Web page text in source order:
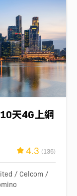
天4G上網
4.3 (136)
/ Celcom /